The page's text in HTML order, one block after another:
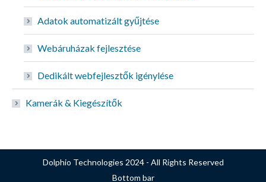
Adatok automatizált gyűjtése
Webáruházak fejlesztése
Dedikált webfejlesztők igénylése
Kamerák & Kiegészítők
Dolphio Technologies 2024 - All Rights Reserved
Bottom bar